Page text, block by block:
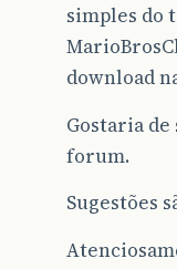
simples do
download
Gostaria de
forum.
Sugestões